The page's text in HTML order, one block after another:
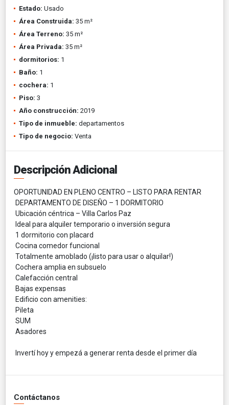
Estado: Usado
Área Construida: 35 m²
Área Terreno: 35 m²
Área Privada: 35 m²
dormitorios: 1
Baño: 1
cochera: 1
Piso: 3
Año construcción: 2019
Tipo de inmueble: departamentos
Tipo de negocio: Venta
Descripción Adicional
OPORTUNIDAD EN PLENO CENTRO – LISTO PARA RENTAR
DEPARTAMENTO DE DISEÑO – 1 DORMITORIO
Ubicación céntrica – Villa Carlos Paz
Ideal para alquiler temporario o inversión segura
1 dormitorio con placard
Cocina comedor funcional
Totalmente amoblado (¡listo para usar o alquilar!)
Cochera amplia en subsuelo
Calefacción central
Bajas expensas
Edificio con amenities:
Pileta
SUM
Asadores
Invertí hoy y empezá a generar renta desde el primer día
Contáctanos